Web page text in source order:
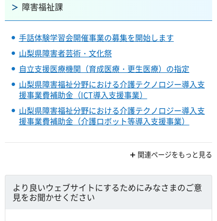
障害福祉課
手話体験学習会開催事業の募集を開始します
山梨県障害者芸術・文化祭
自立支援医療機関（育成医療・更生医療）の指定
山梨県障害福祉分野における介護テクノロジー導入支
援事業費補助金（ICT導入支援事業）
山梨県障害福祉分野における介護テクノロジー導入支
援事業費補助金（介護ロボット等導入支援事業）
関連ページをもっと見る
より良いウェブサイトにするためにみなさまのご意
見をお聞かせください